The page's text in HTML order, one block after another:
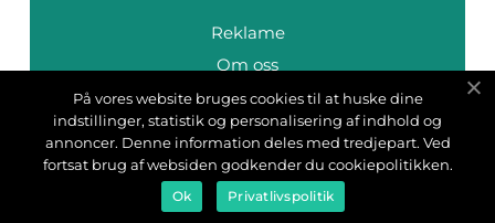
Reklame
Om oss
Cookies
Kontakt Oss
Sitemap
På vores website bruges cookies til at huske dine
indstillinger, statistik og personalisering af indhold og
annoncer. Denne information deles med tredjepart. Ved
fortsat brug af websiden godkender du cookiepolitikken.
Ok Privatlivspolitik